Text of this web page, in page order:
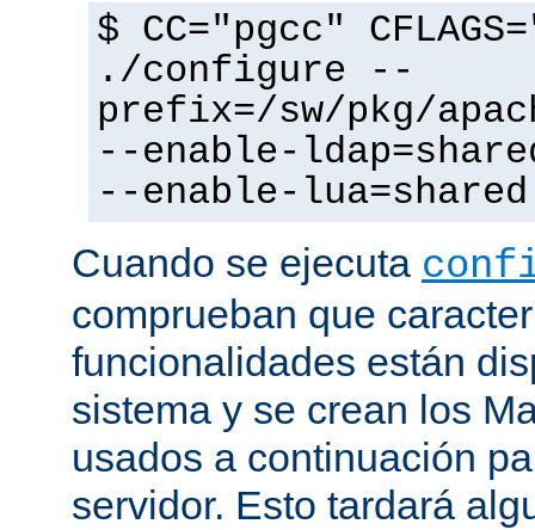
$ CC="pgcc"
./configure --
prefix=/sw/pkg/
--enable-
--enable-lua=shared
Cuando se ejecuta
comprueban que
funcionalidades están
sistema y se crean los
usados a continuación
servidor. Esto tardará